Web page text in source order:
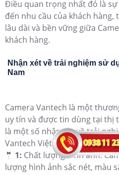
Điều quan trọng nhất đó là
đến nhu cầu của khách
lâu dài và bền vững giữa
khách hàng.
Nhận xét về trải nghiệm sử
Nam
Camera Vantech là một
uy tín và được tin dùng tại thị
là một số nhận xét về trải
Vantech Việt Nam:
🤵 1: Chất lượng hình ảnh:
lượng hình ảnh sắc nét, màu